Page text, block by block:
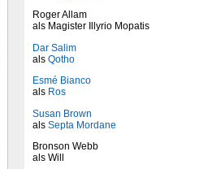
Roger Allam
als Magister Illyrio Mopatis
Dar Salim
als Qotho
Esmé Bianco
als Ros
Susan Brown
als Septa Mordane
Bronson Webb
als Will